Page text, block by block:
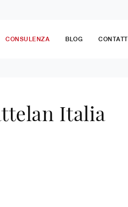
CONSULENZA BLOG CONTATTI
Italia